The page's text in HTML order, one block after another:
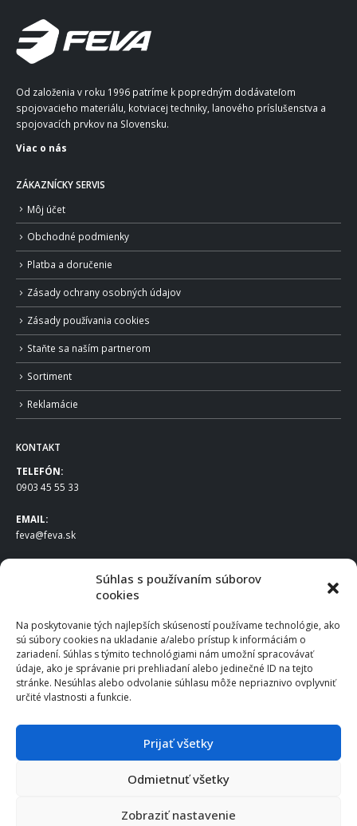
Súhlas s používaním súborov
cookies
Na poskytovanie tých najlepších skúseností používame technológie, ako
sú súbory cookies na ukladanie a/alebo prístup k informáciám o
zariadení. Súhlas s týmito technológiami nám umožní spracovávať
údaje, ako je správanie pri prehliadaní alebo jedinečné ID na tejto
stránke. Nesúhlas alebo odvolanie súhlasu môže nepriaznivo ovplyvniť
určité vlastnosti a funkcie.
Prijať všetky
Odmietnuť všetky
Zobraziť nastavenie
Od založenia v roku 1996 patríme k popredným dodávateľom
spojovacieho materiálu, kotviacej techniky, lanového príslušenstva a
spojovacích prvkov na Slovensku.
Viac o nás
ZÁKAZNÍCKY SERVIS
Môj účet
Obchodné podmienky
Platba a doručenie
Zásady ochrany osobných údajov
Zásady používania cookies
Staňte sa naším partnerom
Sortiment
Reklamácie
KONTAKT
TELEFÓN:
0903 45 55 33
EMAIL:
feva@feva.sk
FEVA Slovakia SK s.r.o.
831 04 Bratislava
IČO: 50922688
DIČ: 2120539388
IČ DPH: SK2120539388
Po – Pia: 8:00 – 16:30